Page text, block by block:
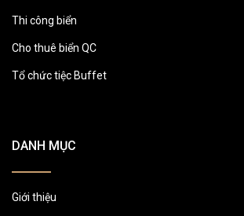
Thi công biển
Cho thuê biển QC
Tổ chức tiệc Buffet
DANH MỤC
Giới thiệu